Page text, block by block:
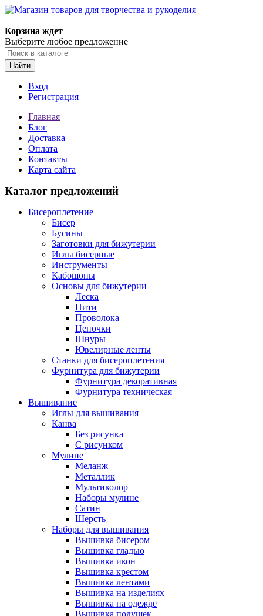
Корзина ждет
Выберите любое предложение
Найти
Вход
Регистрация
Главная
Блог
Доставка
Оплата
Контакты
Карта сайта
Каталог предложений
Бисероплетение
Бисер
Бусины
Заготовки для бижутерии
Иглы бисерные
Инструменты
Кабошоны
Основы для бижутерии
Леска
Нити
Проволока
Цепочки
Шнуры
Ювелирные ленты
Станки для бисероплетения
Фурнитура для бижутерии
Фурнитура декоративная
Фурнитура техническая
Вышивание
Иглы для вышивания
Канва
Без рисунка
С рисунком
Мулине
Меланж
Металлик
Мультиколор
Наборы мулине
Сатин
Шерсть
Наборы для вышивания
Вышивка бисером
Вышивка гладью
Вышивка икон
Вышивка крестом
Вышивка лентами
Вышивка на изделиях
Вышивка на одежде
Вышивка подушек